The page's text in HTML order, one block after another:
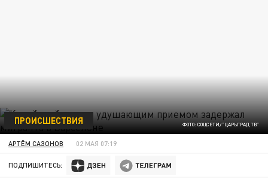
ФОТО: СОЦСЕТИ/"ЦАРЬГРАД ТВ"
ПРОИСШЕСТВИЯ
АРТЁМ САЗОНОВ 02 МАЯ 07:19
ПОДПИШИТЕСЬ: